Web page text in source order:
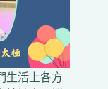
生活上各方